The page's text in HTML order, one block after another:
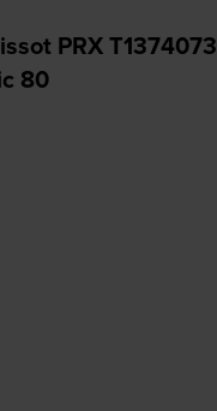
PRX
80